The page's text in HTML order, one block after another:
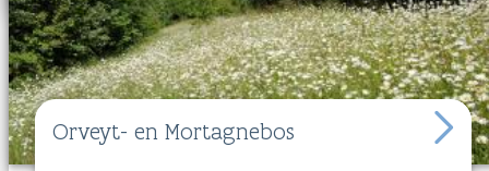
Orveyt- en Mortagnebos